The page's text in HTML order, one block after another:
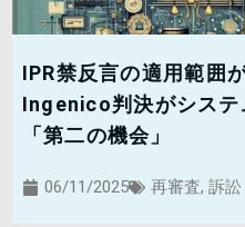
IPR禁反言の適用範囲
Ingenico判決がシステ
「第二の機会」
06/11/2025 再審査, 訴訟